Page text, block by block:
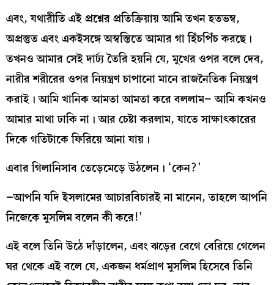
এবং, যথারীতি এই প্রশ্নের প্রতিক্রিয়ায় আমি তখন হতভম্ব,
অপ্রস্তুত এবং একইসঙ্গে অস্বস্তিতে আমার গা হিঁচপিঁচ করছে।
তখনও আমার সেই দার্ঢ্য তৈরি হয়নি যে, মুখের ওপর বলে দেব,
নারীর শরীরের ওপর নিয়ন্ত্রণ চাপানো মানে রাজনৈতিক নিয়ন্ত্রণ
করাই। আমি খানিক আমতা আমতা করে বললাম– আমি কখনও
আমার মাথা ঢাকি না। আর চেষ্টা করলাম, যাতে সাক্ষাৎকারের
দিকে গতিটাকে ফিরিয়ে আনা যায়।
এবার গিলানিসাব তেড়েমেড়ে উঠলেন। ‘কেন?’
–আপনি যদি ইসলামের আচারবিচারই না মানেন, তাহলে আপনি
নিজেকে মুসলিম বলেন কী করে!’
এই বলে তিনি উঠে দাঁড়ালেন, এবং ঝড়ের বেগে বেরিয়ে গেলেন
ঘর থেকে এই বলে যে, একজন ধর্মপ্রাণ মুসলিম হিসেবে তিনি